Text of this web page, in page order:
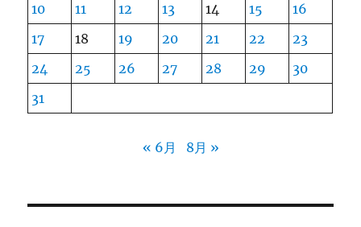
10
11 12 13 14 15
16
17
18 19 20 21 22
23
24
25 26 27 28 29
30
31
« 6月 8月 »